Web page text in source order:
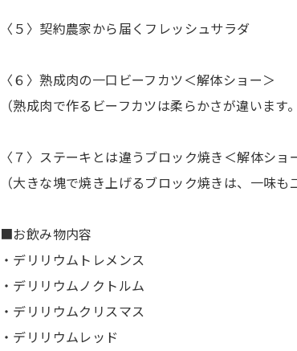
〈５〉契約農家から届くフレッシュサラダ
〈６〉熟成肉の一口ビーフカツ＜解体ショー＞
（熟成肉で作るビーフカツは柔らかさが違います。
〈７〉ステーキとは違うブロック焼き＜解体ショ
（大きな塊で焼き上げるブロック焼きは、一味も
■お飲み物内容
・デリリウムトレメンス
・デリリウムノクトルム
・デリリウムクリスマス
・デリリウムレッド